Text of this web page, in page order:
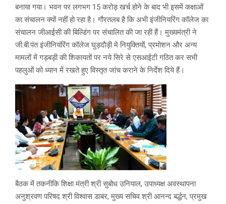
बनाया गया। भवन पर लगभग 15 करोड़ खर्च होने के बाद भी इसमें कक्षाओं
का संचालन क्यों नहीं हो रहा है। गौरतलब है कि अभी इंजीनियरिंग कॉलेज का
संचालन जीआईसी की बिल्डिंग पर संचालित की जा रही हैं। मुख्यमंत्री ने
जी.बी.पंत इंजीनियंरिंग कॉलेज घुड़दौड़ी मे नियुक्तियों, प्रमोशन और अन्य
मामलों में गड़बड़ी की शिकायतों पर नये सिरे से एसआईटी गठित कर सभी
पहलुओं को ध्यान में रखते हुए विस्तृत जांच कराने के निर्देश दिये हैं।
बैठक में तकनीकि शिक्षा मंत्री श्री सुबोध उनियाल, उपाध्यक्ष अवस्थापना
अनुश्रवण परिषद श्री विश्वास डाबर, मुख्य सचिव श्री आनन्द बर्द्धन, प्रमुख